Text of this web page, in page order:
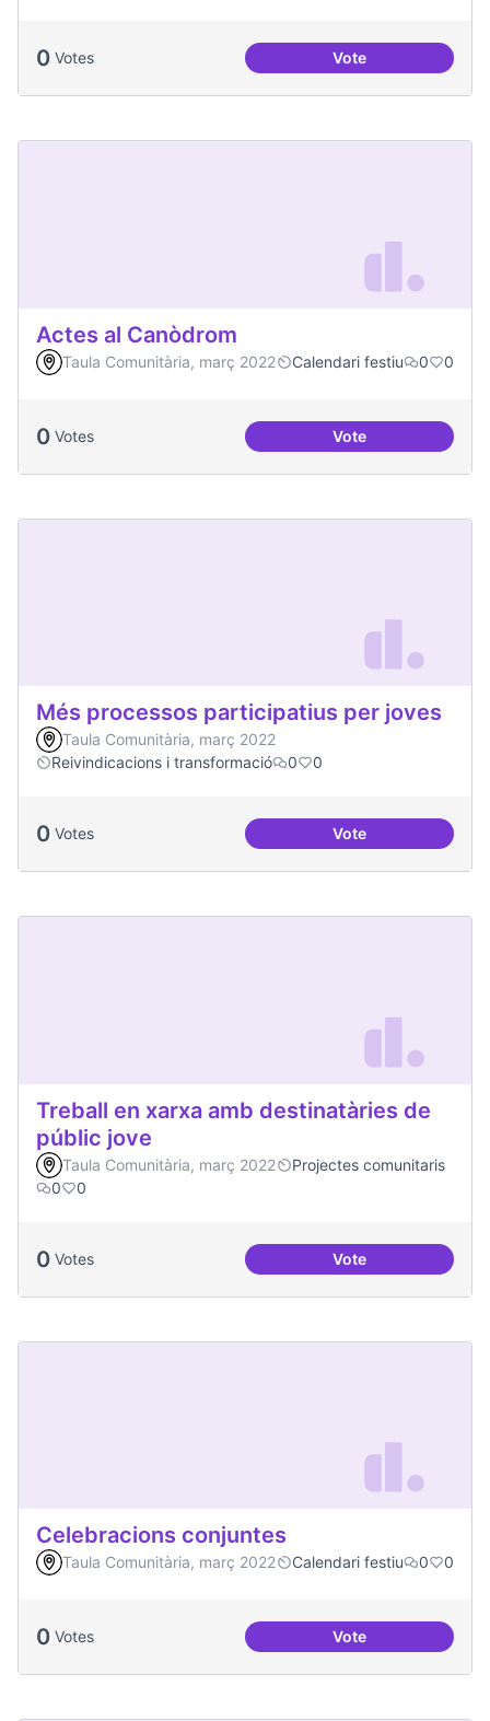
0 Votes VoteDates clau al Casal
Actes al Canòdrom
Taula Comunitària, març 2022 Calendari festiu 0 0
0 Votes VoteActes al Canòdrom
Més processos participatius per joves
Taula Comunitària, març 2022
Reivindicacions i transformació
0 0
0 Votes VoteMés processos
Treball en xarxa amb destinatàries de
públic jove
Taula Comunitària, març 2022
Projectes comunitaris
0
0
0 Votes VoteTreball en xarxa
Celebracions conjuntes
Taula Comunitària, març 2022 Calendari festiu 0 0
0 Votes VoteCelebracions